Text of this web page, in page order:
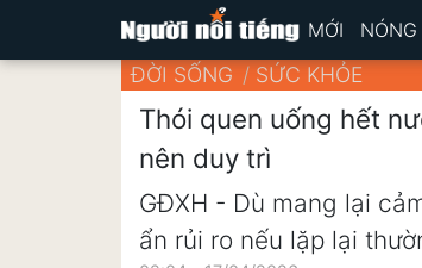
MỚI NÓNG
ĐỜI SỐNG SỨC KHỎE
Thói quen uống hết
nên duy trì
GĐXH - Dù mang lại
ẩn rủi ro nếu lặp lại